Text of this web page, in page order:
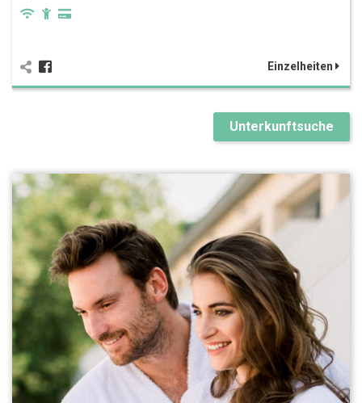
Einzelheiten
Unterkunftsuche